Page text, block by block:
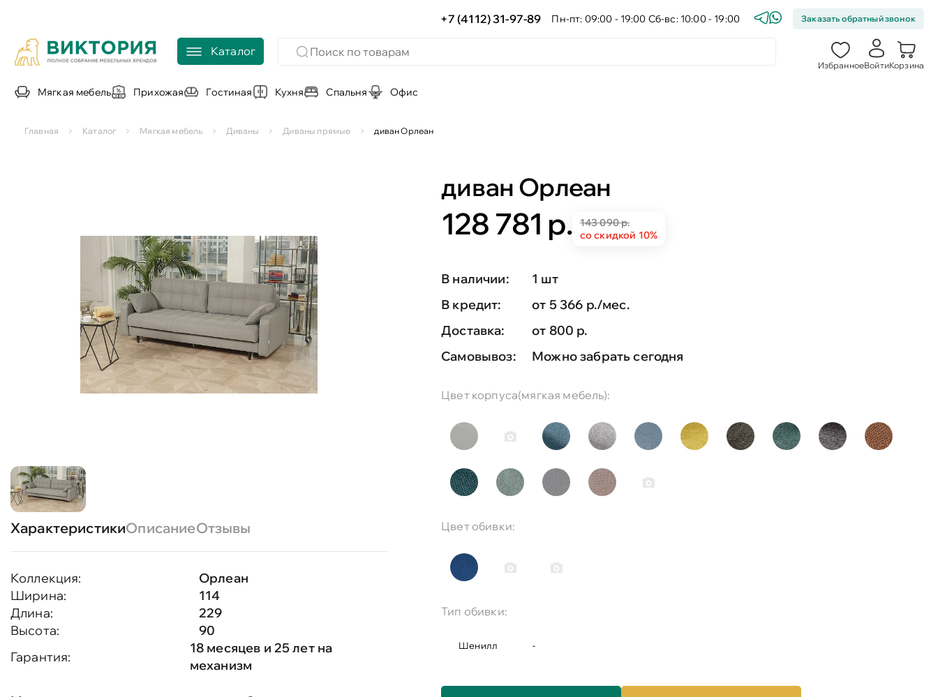
+7 (4112) 31-97-89 Пн-пт: 09:00 - 19:00 Сб-вс: 10:00 - 19:00 Заказать обратный звонок
Каталог
ИзбранноеВойтиКорзина
Мягкая мебель Прихожая Гостиная Кухня Спальня Офис
Главная Каталог Мягкая мебель Диваны Диваны прямые диван Орлеан
ХарактеристикиОписаниеОтзывы
Коллекция:
Орлеан
Ширина:
114
Длина:
229
Высота:
90
Гарантия:
18 месяцев и 25 лет на
механизм
диван Орлеан
128 781 р.
143 090 р.
со скидкой 10%
В наличии:
1 шт
В кредит:
от 5 366 р./мес.
Доставка:
от 800 р.
Самовывоз:
Можно забрать сегодня
Цвет корпуса(мягкая мебель):
Цвет обивки:
Тип обивки:
Шенилл -